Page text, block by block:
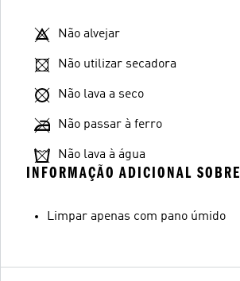
Não alvejar
Não utilizar secadora
Não lava a seco
Não passar à ferro
Não lava à água
INFORMAÇÃO ADICIONAL
Limpar apenas com pano úmido